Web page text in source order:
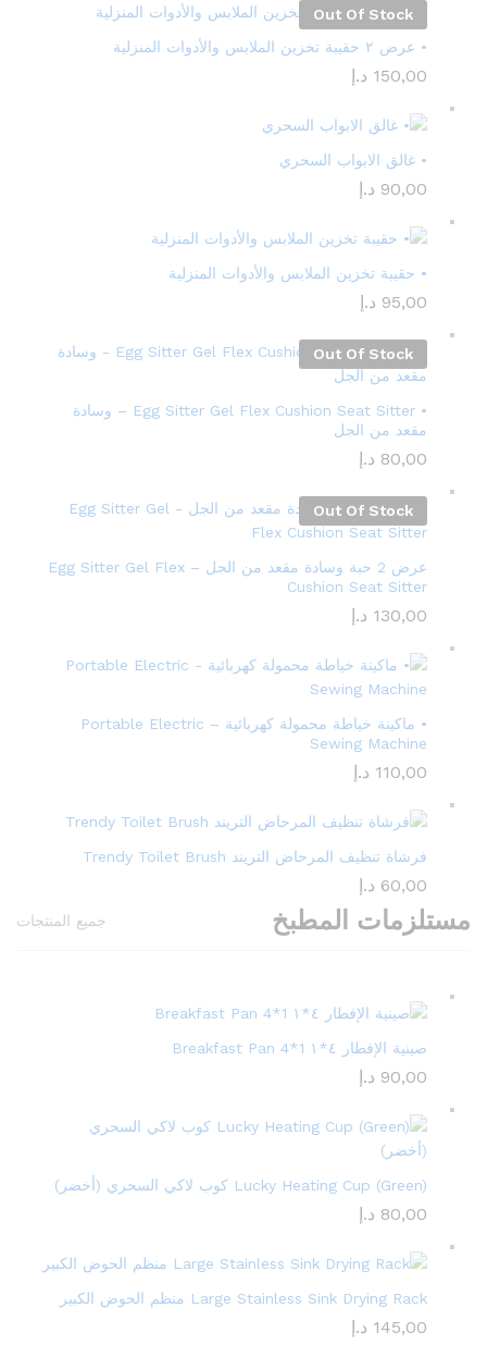
Out Of Stock
• عرض ٢ حقيبة تخزين الملابس والأدوات المنزلية
150,00 د.إ
• غالق الابواب السحري
90,00 د.إ
• حقيبة تخزين الملابس والأدوات المنزلية
95,00 د.إ
Out Of Stock
• Egg Sitter Gel Flex Cushion Seat Sitter – وسادة
مقعد من الجل
80,00 د.إ
Out Of Stock
عرض 2 حبة وسادة مقعد من الجل – Egg Sitter Gel Flex
Cushion Seat Sitter
130,00 د.إ
• ماكينة خياطة محمولة كهربائية – Portable Electric
Sewing Machine
110,00 د.إ
فرشاة تنظيف المرحاض التريند Trendy Toilet Brush
60,00 د.إ
مستلزمات المطبخ جميع المنتجات
صينية الإفطار ٤*١ Breakfast Pan 4*1
90,00 د.إ
Lucky Heating Cup (Green) كوب لاكي السحري (أخضر)
80,00 د.إ
Large Stainless Sink Drying Rack منظم الحوض الكبير
145,00 د.إ